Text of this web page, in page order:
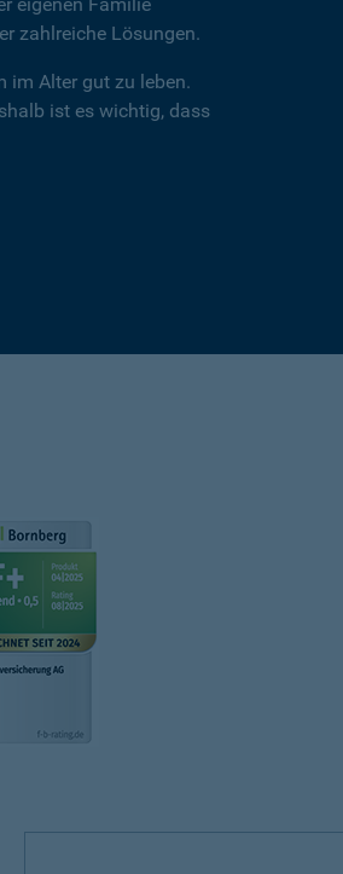
zahlreiche Lösungen.
im Alter gut zu leben.
ist es wichtig, dass